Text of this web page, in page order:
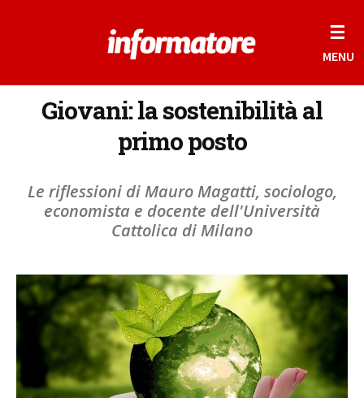
☰
MENU
Giovani: la sostenibilità al
primo posto
Le riflessioni di Mauro Magatti, sociologo,
economista e docente dell'Università
Cattolica di Milano